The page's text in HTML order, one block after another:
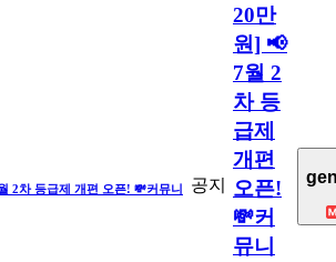
2차 등급제 개편 오픈! 💸커뮤니
공지
20만
원] 📢
7월 2
차 등
급제
개편
오픈!
💸커
뮤니